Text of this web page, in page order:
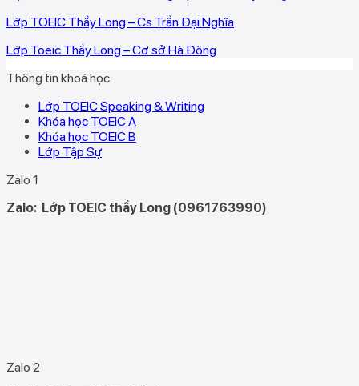
Lớp TOEIC Thầy Long – Cs Trần Đại Nghĩa
Lớp Toeic Thầy Long – Cơ sở Hà Đông
Thông tin khoá học
Lớp TOEIC Speaking & Writing
Khóa học TOEIC A
Khóa học TOEIC B
Lớp Tập Sự
Zalo 1
Zalo: Lớp TOEIC thầy Long (0961763990)
Zalo 2